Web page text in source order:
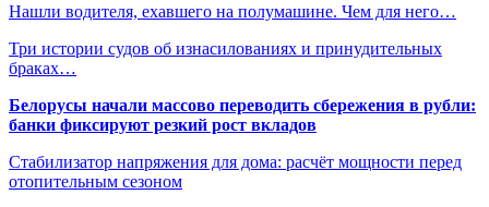
Нашли водителя, ехавшего на полумашине. Чем для него…
Три истории судов об изнасилованиях и принудительных
браках…
Белорусы начали массово переводить сбережения в рубли:
банки фиксируют резкий рост вкладов
Стабилизатор напряжения для дома: расчёт мощности перед
отопительным сезоном